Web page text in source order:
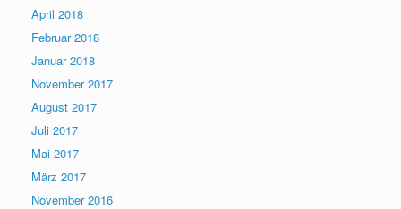
April 2018
Februar 2018
Januar 2018
November 2017
August 2017
Juli 2017
Mai 2017
März 2017
November 2016